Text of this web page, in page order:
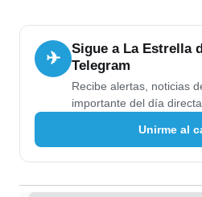
✈
Sigue a La Estrella
Telegram
Recibe alertas, noticias
importante del día
Unirme al